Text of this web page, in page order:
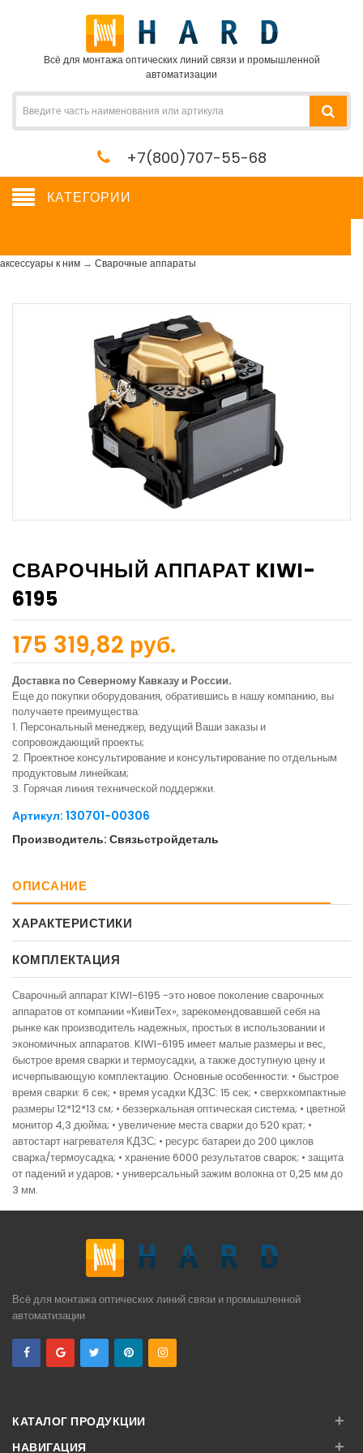
Всё для монтажа оптических линий связи и промышленной
автоматизации
+7(800)707-55-68
КАТЕГОРИИ
аксессуары к ним → Сварочные аппараты
СВАРОЧНЫЙ АППАРАТ KIWI-
6195
175 319,82 руб.
Доставка по Северному Кавказу и России.
Еще до покупки оборудования, обратившись в нашу компанию, вы
получаете преимущества:
1. Персональный менеджер, ведущий Ваши заказы и
сопровождающий проекты;
2. Проектное консультирование и консультирование по отдельным
продуктовым линейкам;
3. Горячая линия технической поддержки.
Артикул: 130701-00306
Производитель: Связьстройдеталь
ОПИСАНИЕ
ХАРАКТЕРИСТИКИ
КОМПЛЕКТАЦИЯ
Сварочный аппарат KIWI-6195 -это новое поколение сварочных
аппаратов от компании «КивиТех», зарекомендовавшей себя на
рынке как производитель надежных, простых в использовании и
экономичных аппаратов. KIWI-6195 имеет малые размеры и вес,
быстрое время сварки и термоусадки, а также доступную цену и
исчерпывающую комплектацию. Основные особенности: • быстрое
время сварки: 6 сек; • время усадки КДЗС: 15 сек; • сверхкомпактные
размеры 12*12*13 см; • беззеркальная оптическая система; • цветной
монитор 4,3 дюйма; • увеличение места сварки до 520 крат; •
автостарт нагревателя КДЗС; • ресурс батареи до 200 циклов
сварка/термоусадка; • хранение 6000 результатов сварок; • защита
от падений и ударов; • универсальный зажим волокна от 0,25 мм до
3 мм.
Всё для монтажа оптических линий связи и промышленной
автоматизации
КАТАЛОГ ПРОДУКЦИИ +
НАВИГАЦИЯ +